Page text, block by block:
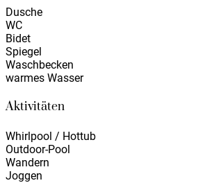
Dusche
WC
Bidet
Spiegel
Waschbecken
warmes Wasser
Aktivitäten
Whirlpool / Hottub
Outdoor-Pool
Wandern
Joggen